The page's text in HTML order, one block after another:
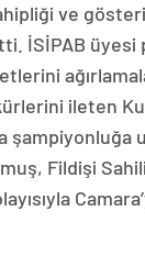
ve
İSİPAB üyesi
ileten
şampiyonluğa
Fildişi